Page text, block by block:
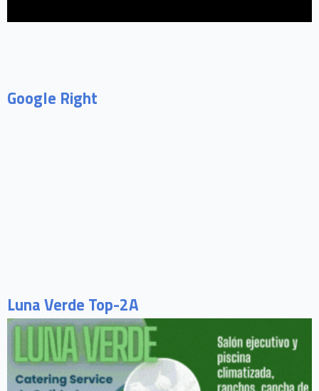
Google Right
Luna Verde Top-2A